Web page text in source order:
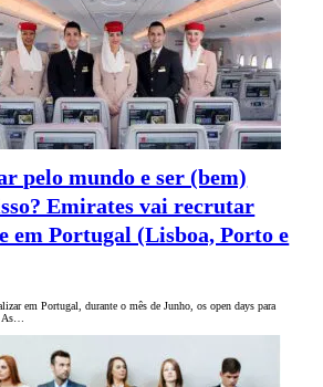
pelo mundo e ser (bem)
Emirates vai recrutar
em Portugal (Lisboa, Porto e
em Portugal, durante o mês de Junho, os open days para
As…